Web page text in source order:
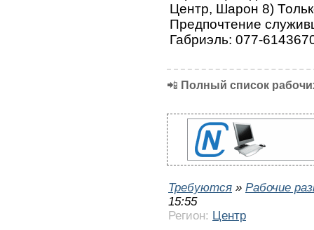
Центр, Шарон 8)
Предпочтение
Габриэль: 077-
📲 Полный список
Требуются » Рабочие
15:55
Регион: Центр